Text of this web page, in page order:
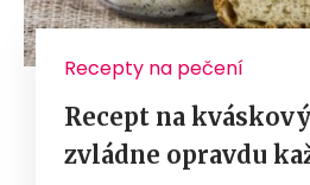
Recepty na pečení
Recept na
zvládne opravdu